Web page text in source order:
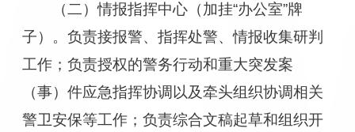
（二）情报指挥中心（加挂“办公室”牌
子）。负责接报警、指挥处警、情报收集研判
工作；负责授权的警务行动和重大突发案
（事）件应急指挥协调以及牵头组织协调相关
警卫安保等工作；负责综合文稿起草和组织开